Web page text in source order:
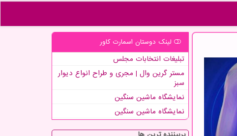
لینک دوستان اسمارت كاور
تبلیغات انتخابات مجلس
مستر گرین وال | مجری و طراح انواع دیوار
سبز
نمایشگاه ماشین سنگین
نمایشگاه ماشین سنگین